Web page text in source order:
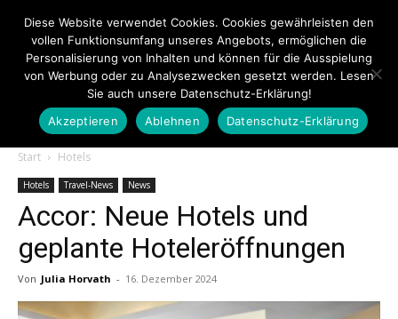
Touristiknews.de
|
Start Hotels
Hotels Travel-News News
Accor: Neue Hotels und
geplante Hoteleröffnungen
Von Julia Horvath - 16. Dezember 2024
Diese Website verwendet Cookies. Cookies gewährleisten den
vollen Funktionsumfang unseres Angebots, ermöglichen die
Personalisierung von Inhalten und können für die Ausspielung
von Werbung oder zu Analysezwecken gesetzt werden. Lesen
Sie auch unsere Datenschutz-Erklärung!
Akzeptieren
Ablehnen Datenschutz-Erklärung